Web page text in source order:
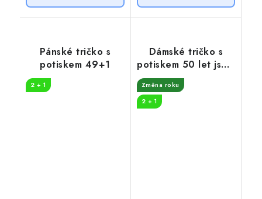
Pánské tričko s
potiskem 49+1
2 + 1
Dámské tričko s
potiskem 50 let jsem
královna
Změna roku
2 + 1